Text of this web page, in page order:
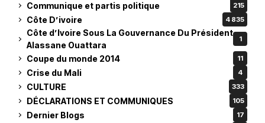
Communique et partis politique 215
Côte D’ivoire 4 835
Côte d’Ivoire Sous La Gouvernance Du Président
Alassane Ouattara
1
Coupe du monde 2014 11
Crise du Mali 4
CULTURE 333
DÉCLARATIONS ET COMMUNIQUES 105
Dernier Blogs 17